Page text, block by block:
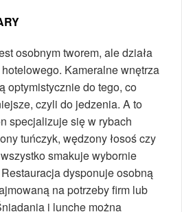
osobnym tworem, ale działa
Kameralne wnętrza
optymistycznie do tego, co
czyli do jedzenia. A to
specjalizuje się w rybach
tuńczyk, wędzony łosoś czy
smakuje wybornie
dysponuje osobną
na potrzeby firm lub
i lunche można